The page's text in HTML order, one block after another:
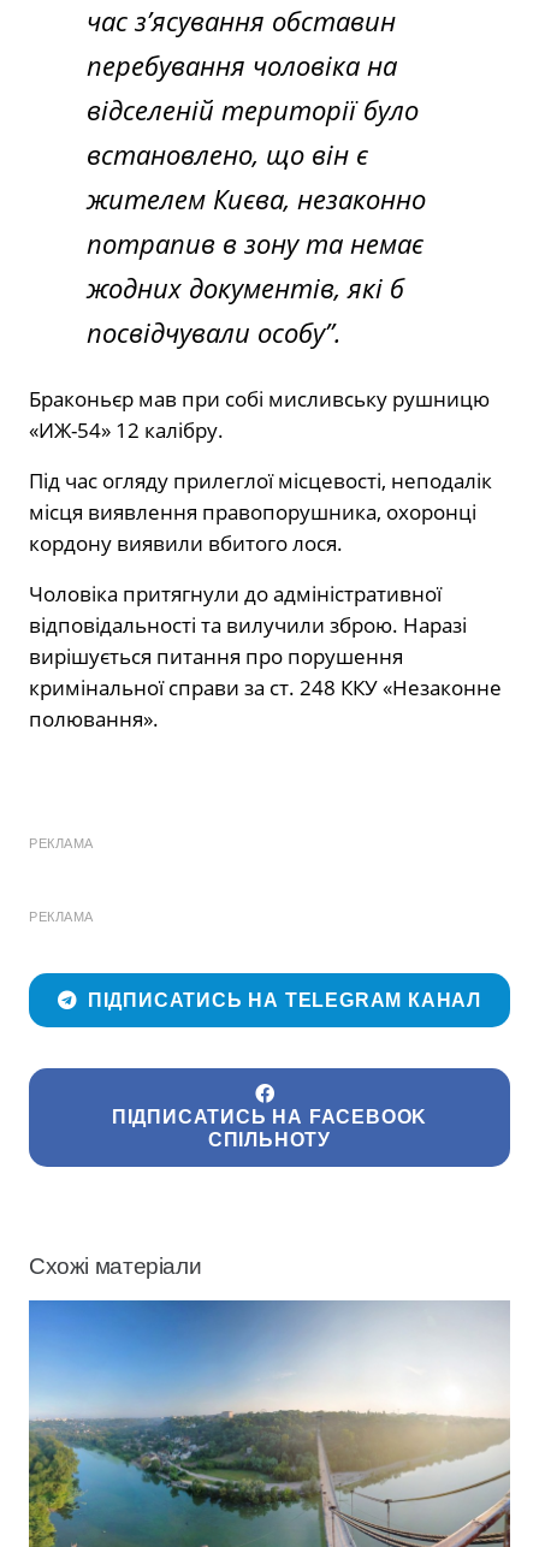
час з’ясування обставин
перебування чоловіка на
відселеній території було
встановлено, що він є
жителем Києва, незаконно
потрапив в зону та немає
жодних документів, які б
посвідчували особу”.
Браконьєр мав при собі мисливську рушницю
«ИЖ-54» 12 калібру.
Під час огляду прилеглої місцевості, неподалік
місця виявлення правопорушника, охоронці
кордону виявили вбитого лося.
Чоловіка притягнули до адміністративної
відповідальності та вилучили зброю. Наразі
вирішується питання про порушення
кримінальної справи за ст. 248 ККУ «Незаконне
полювання».
РЕКЛАМА
РЕКЛАМА
ПІДПИСАТИСЬ НА TELEGRAM КАНАЛ
ПІДПИСАТИСЬ НА FACEBOOK
СПІЛЬНОТУ
Схожі матеріали